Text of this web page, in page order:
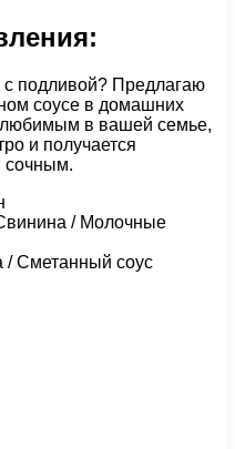
с подливой? Предлагаю
соусе в домашних
любимым в вашей семье,
и получается
сочным.
/ Молочные
/ Сметанный соус